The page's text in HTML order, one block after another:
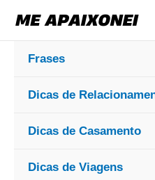
para
conteúdo
Frases
Dicas de
Dicas de Casamento
Dicas de Viagens